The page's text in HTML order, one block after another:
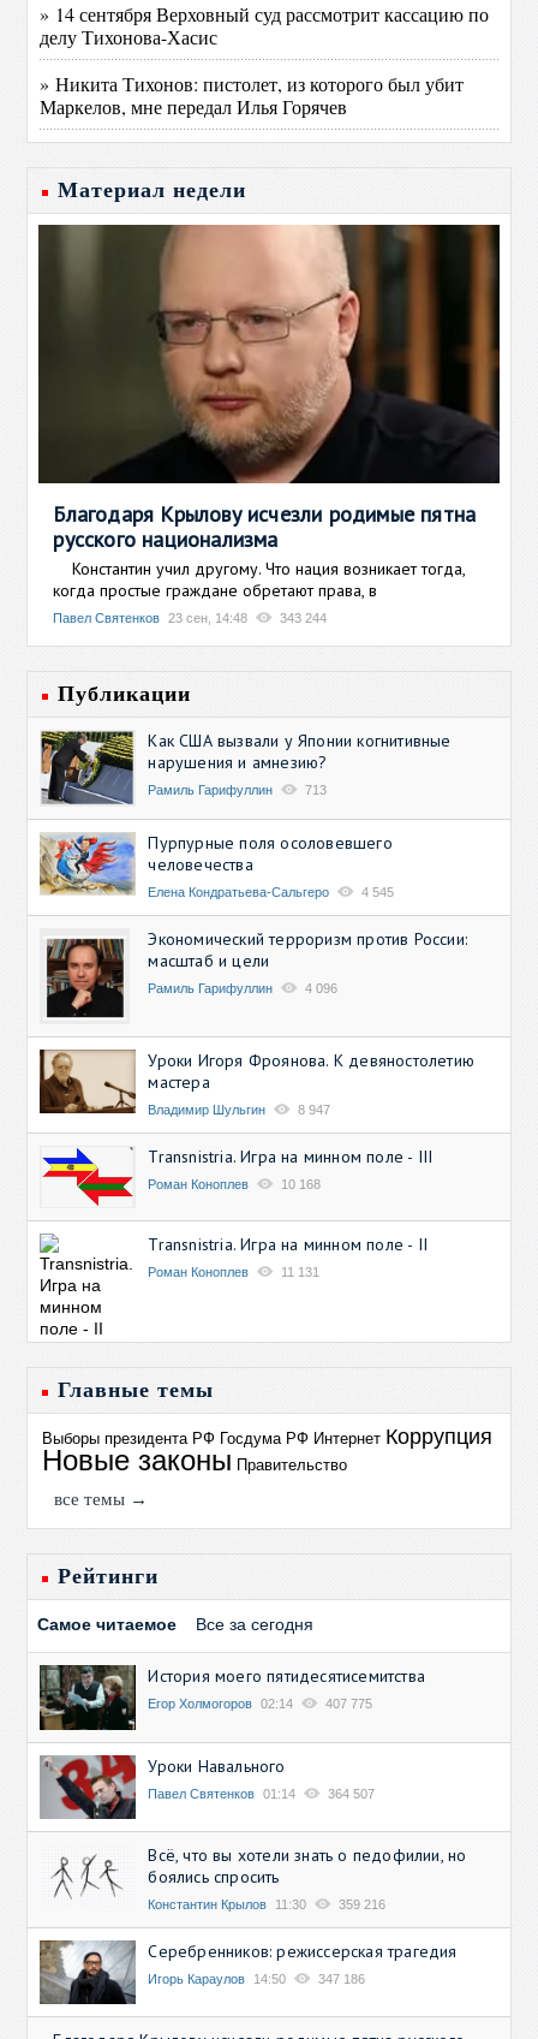
» 14 сентября Верховный суд рассмотрит кассацию по
делу Тихонова-Хасис
» Никита Тихонов: пистолет, из которого был убит
Маркелов, мне передал Илья Горячев
Материал недели
Благодаря Крылову исчезли родимые пятна
русского национализма
Константин учил другому. Что нация возникает тогда,
когда простые граждане обретают права, в
Павел Святенков 23 сен, 14:48 343 244
Публикации
Как США вызвали у Японии когнитивные
нарушения и амнезию?
Рамиль Гарифуллин 713
Пурпурные поля осоловевшего
человечества
Елена Кондратьева-Сальгеро 4 545
Экономический терроризм против России:
масштаб и цели
Рамиль Гарифуллин 4 096
Уроки Игоря Фроянова. К девяностолетию
мастера
Владимир Шульгин 8 947
Transnistria. Игра на минном поле - III
Роман Коноплев 10 168
Transnistria. Игра на минном поле - II
Роман Коноплев 11 131
Главные темы
Выборы президента РФ Госдума РФ Интернет Коррупция
Новые законы Правительство
все темы →
Рейтинги
Самое читаемое Все за сегодня
История моего пятидесятисемитства
Егор Холмогоров 02:14 407 775
Уроки Навального
Павел Святенков 01:14 364 507
Всё, что вы хотели знать о педофилии, но
боялись спросить
Константин Крылов 11:30 359 216
Серебренников: режиссерская трагедия
Игорь Караулов 14:50 347 186